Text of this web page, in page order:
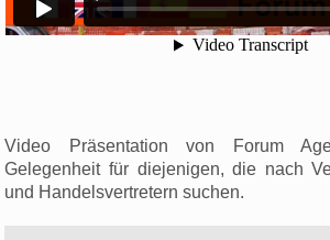
Video Präsentation von Forum
Gelegenheit für diejenigen, die nach
und Handelsvertretern suchen.